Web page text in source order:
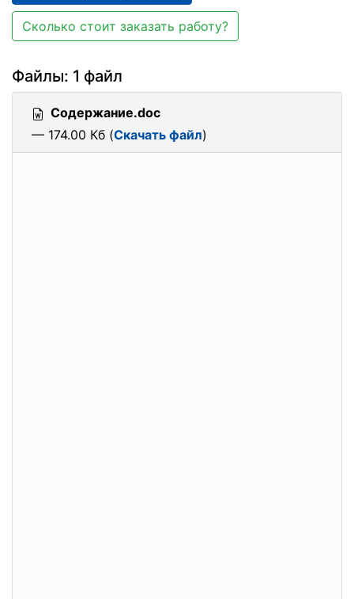
Сколько стоит заказать работу?
Файлы: 1 файл
Содержание.doc
— 174.00 Кб (Скачать файл)